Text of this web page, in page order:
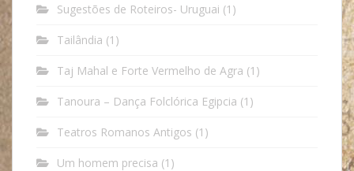
Sugestões de Roteiros- Uruguai (1)
Tailândia (1)
Taj Mahal e Forte Vermelho de Agra (1)
Tanoura – Dança Folclórica Egipcia (1)
Teatros Romanos Antigos (1)
Um homem precisa (1)